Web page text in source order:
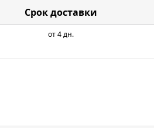
Срок доставки
от 4 дн.